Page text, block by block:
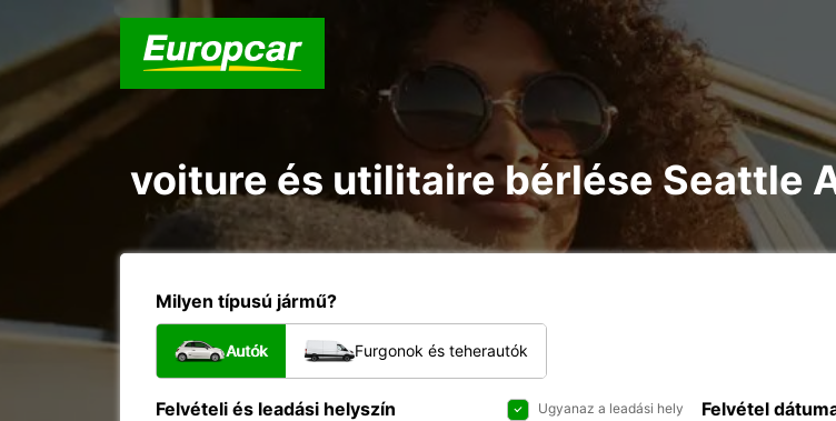
voiture és utilitaire bérlése Seattle
Milyen típusú jármű?
Autók Furgonok és teherautók
Felvételi és leadási helyszín Ugyanaz a leadási hely Felvétel